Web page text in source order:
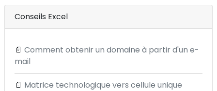
Conseils Excel
📄 Comment obtenir un domaine à partir d'un e-
mail
📄 Matrice technologique vers cellule unique